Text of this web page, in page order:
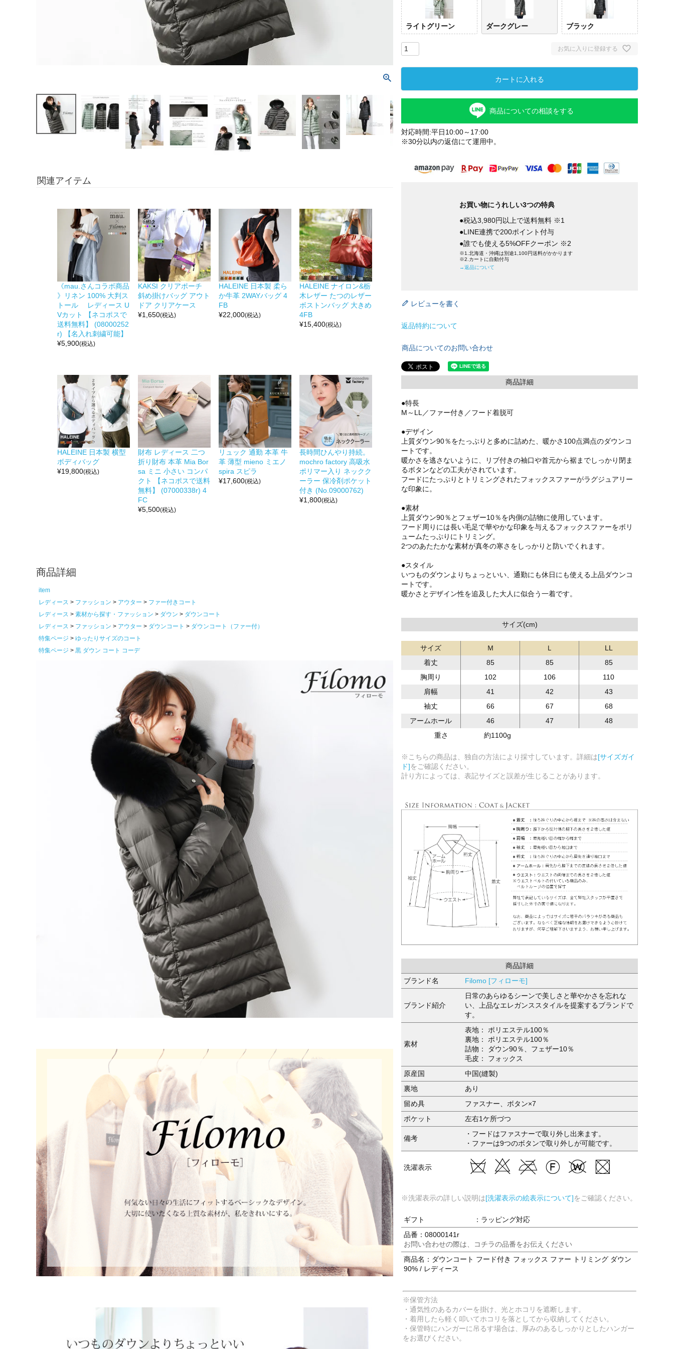
関連アイテム
《mau.さんコラボ商品
》リネン 100% 大判ス
トール レディース U
Vカット 【ネコポスで
送料無料】 (08000252
r) 【名入れ刺繍可能】
¥5,900(税込)
KAKSI クリアポーチ
斜め掛けバッグ アウト
ドア クリアケース
¥1,650(税込)
HALEINE 日本製 柔ら
か牛革 2WAYバッグ 4
FB
¥22,000(税込)
HALEINE ナイロン&栃
木レザー たつのレザー
ボストンバッグ 大きめ
4FB
¥15,400(税込)
HALEINE 日本製 横型
ボディバッグ
¥19,800(税込)
財布 レディース 二つ
折り財布 本革 Mia Bor
sa ミニ 小さい コンパ
クト 【ネコポスで送料
無料】 (07000338r) 4
FC
¥5,500(税込)
リュック 通勤 本革 牛
革 薄型 mieno ミエノ
spira スピラ
¥17,600(税込)
長時間ひんやり持続。
mochro factory 高吸水
ポリマー入り ネックク
ーラー 保冷剤ポケット
付き (No.09000762)
¥1,800(税込)
商品詳細
item
レディース
ファッション アウター
ファー付きコート
レディース
素材から探す・ファッション ダウン
ダウンコート
レディース
ファッション アウター ダウンコート
ダウンコート（ファー付）
特集ページ
ゆったりサイズのコート
特集ページ
黒 ダウン コート コーデ
ライトグリーン ダークグレー ブラック
お気に入りに登録する
カートに入れる
商品についての相談をする
対応時間:平日10:00～17:00
※30分以内の返信にて運用中。
お買い物にうれしい3つの特典
●税込3,980円以上で送料無料 ※1
●LINE連携で200ポイント付与
●誰でも使える5%OFFクーポン ※2
※1.北海道・沖縄は別途1,100円送料がかかります
※2.カートに自動付与
→返品について
レビューを書く
返品特約について
商品についてのお問い合わせ
商品詳細
●特長
M～LL／ファー付き／フード着脱可
●デザイン
上質ダウン90％をたっぷりと多めに詰めた、暖かさ100点満点のダウンコ
ートです。
暖かさを逃さないように、リブ付きの袖口や首元から裾までしっかり閉ま
るボタンなどの工夫がされています。
フードにたっぷりとトリミングされたフォックスファーがラグジュアリー
な印象に。
●素材
上質ダウン90％とフェザー10％を内側の詰物に使用しています。
フード周りには長い毛足で華やかな印象を与えるフォックスファーをボリ
ュームたっぷりにトリミング。
2つのあたたかな素材が真冬の寒さをしっかりと防いでくれます。
●スタイル
いつものダウンよりちょっといい、通勤にも休日にも使える上品ダウンコ
ートです。
暖かさとデザイン性を追及した大人に似合う一着です。
サイズ(cm)
サイズ Ｍ Ｌ
LL
着丈
85 85
85
胸周り
102 106
110
肩幅
41 42
43
袖丈
66 67
68
アームホール
46 47
48
重さ
約1100g
※こちらの商品は、独自の方法により採寸しています。詳細は[サイズガイ
ド]をご確認ください。
計り方によっては、表記サイズと誤差が生じることがあります。
商品詳細
ブランド名
Filomo [フィローモ]
ブランド紹介
日常のあらゆるシーンで美しさと華やかさを忘れな
い、上品なエレガンススタイルを提案するブランドで
す。
素材
表地： ポリエステル100％
裏地： ポリエステル100％
詰物： ダウン90％、フェザー10％
毛皮： フォックス
原産国
中国(縫製)
裏地
あり
留め具
ファスナー、ボタン×7
ポケット
左右1ケ所づつ
備考
・フードはファスナーで取り外し出来ます。
・ファーは9つのボタンで取り外しが可能です。
洗濯表示
※洗濯表示の詳しい説明は[洗濯表示の絵表示について]をご確認ください。
ギフト
：ラッピング対応
品番：08000141r
お問い合わせの際は、コチラの品番をお伝えください
商品名：ダウンコート フード付き フォックス ファー トリミング ダウン
90% / レディース
※保管方法
・通気性のあるカバーを掛け、光とホコリを遮断します。
・着用したら軽く叩いてホコリを落としてから収納してください。
・保管時にハンガーに吊るす場合は、厚みのあるしっかりとしたハンガー
をお選びください。